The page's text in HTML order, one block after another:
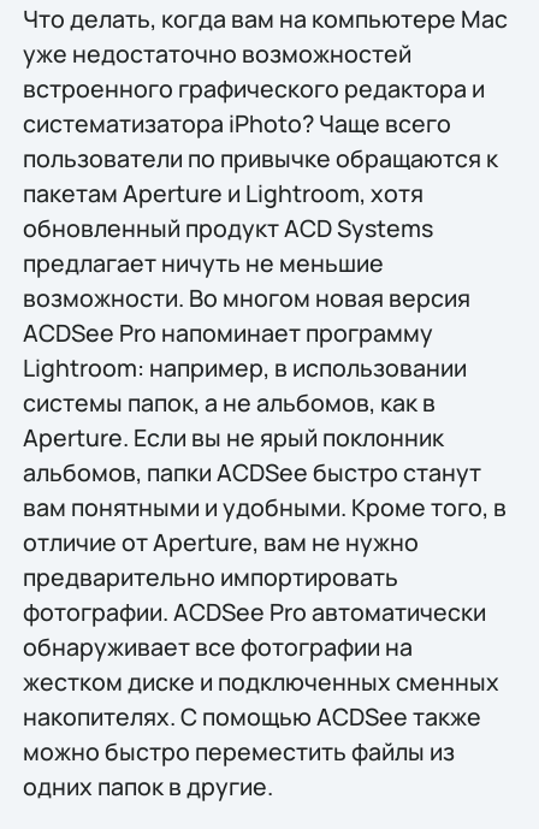
Что делать, когда вам на компьютере Mac
уже недостаточно возможностей
встроенного графического редактора и
систематизатора iPhoto? Чаще всего
пользователи по привычке обращаются к
пакетам Aperture и Lightroom, хотя
обновленный продукт ACD Systems
предлагает ничуть не меньшие
возможности. Во многом новая версия
ACDSee Pro напоминает программу
Lightroom: например, в использовании
системы папок, а не альбомов, как в
Aperture. Если вы не ярый поклонник
альбомов, папки ACDSee быстро станут
вам понятными и удобными. Кроме того, в
отличие от Aperture, вам не нужно
предварительно импортировать
фотографии. ACDSee Pro автоматически
обнаруживает все фотографии на
жестком диске и подключенных сменных
накопителях. С помощью ACDSee также
можно быстро переместить файлы из
одних папок в другие.